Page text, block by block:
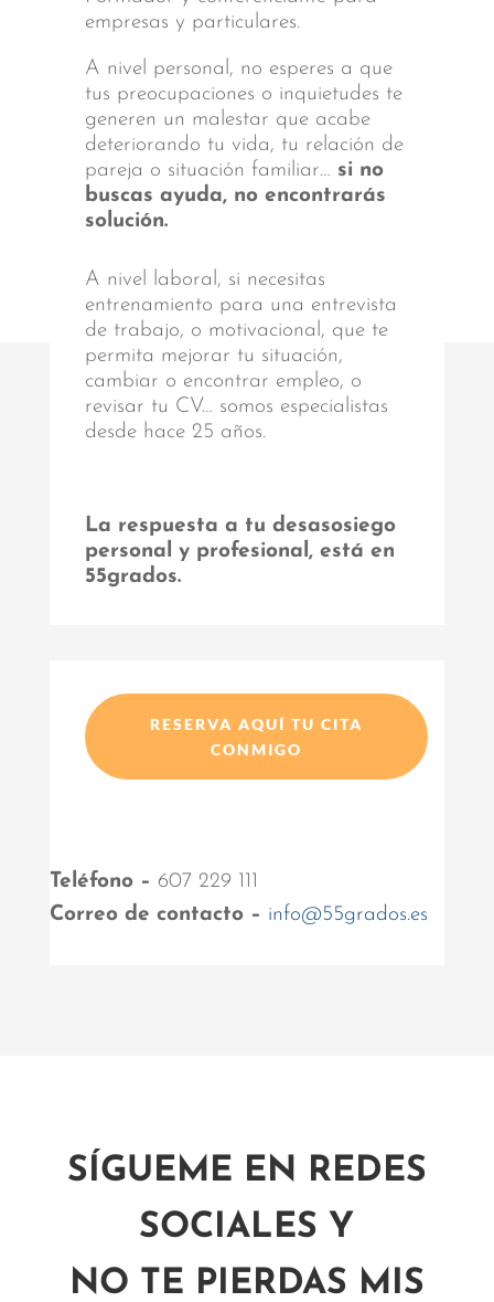
empresas y particulares.
A nivel personal, no esperes a que
tus preocupaciones o inquietudes te
generen un malestar que acabe
deteriorando tu vida, tu relación de
pareja o situación familiar… si no
buscas ayuda, no encontrarás
solución.
A nivel laboral, si necesitas
entrenamiento para una entrevista
de trabajo, o motivacional, que te
permita mejorar tu situación,
cambiar o encontrar empleo, o
revisar tu CV… somos especialistas
desde hace 25 años.
La respuesta a tu desasosiego
personal y profesional, está en
55grados.
RESERVA AQUÍ TU CITA
CONMIGO
Teléfono – 607 229 111
Correo de contacto – info@55grados.es
SÍGUEME EN REDES
SOCIALES Y
NO TE PIERDAS MIS